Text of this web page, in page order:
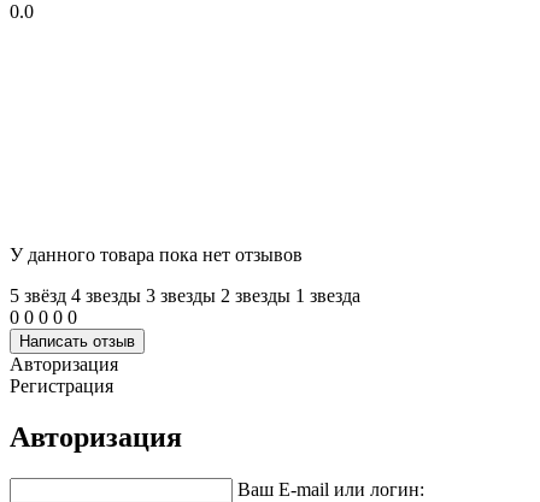
0.0
У данного товара пока нет отзывов
5 звёзд 4 звeзды 3 звeзды 2 звeзды 1 звeзда
0 0 0 0 0
Написать отзыв
Авторизация
Регистрация
Авторизация
Ваш E-mail или логин: